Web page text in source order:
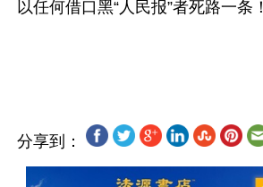
以任何借口黑“人民报”者死路一条！
分享到：